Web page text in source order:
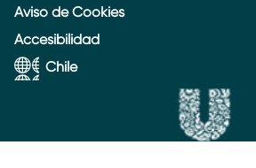
Aviso de Cookies
Accesibilidad
Chile